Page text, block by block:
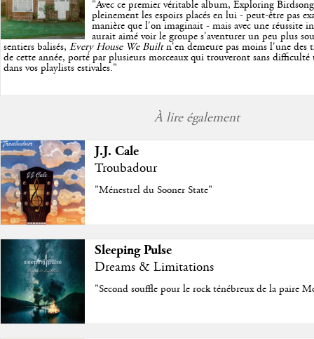
"Avec ce premier véritable album, Exploring
pleinement les espoirs placés en lui - peut-être pas
manière que l'on imaginait - mais avec une réussite
aurait aimé voir le groupe s'aventurer un peu plus
sentiers balisés, Every House We Builtn'en demeure pas moins l'une des
de cette année, porté par plusieurs morceaux qui trouveront sans difficulté
dans vos playlists estivales."
À lire également
J.J. Cale
Troubadour
"Ménestrel du Sooner State"
Sleeping Pulse
Dreams & Limitations
"Second souffle pour le rock ténébreux de la paire